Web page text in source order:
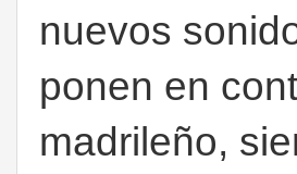
nuevos
ponen en
madrileño,